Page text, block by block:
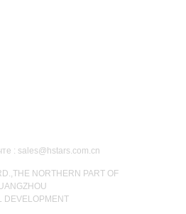
: sales@hstars.com.cn
NORTHERN PART OF
DEVELOPMENT